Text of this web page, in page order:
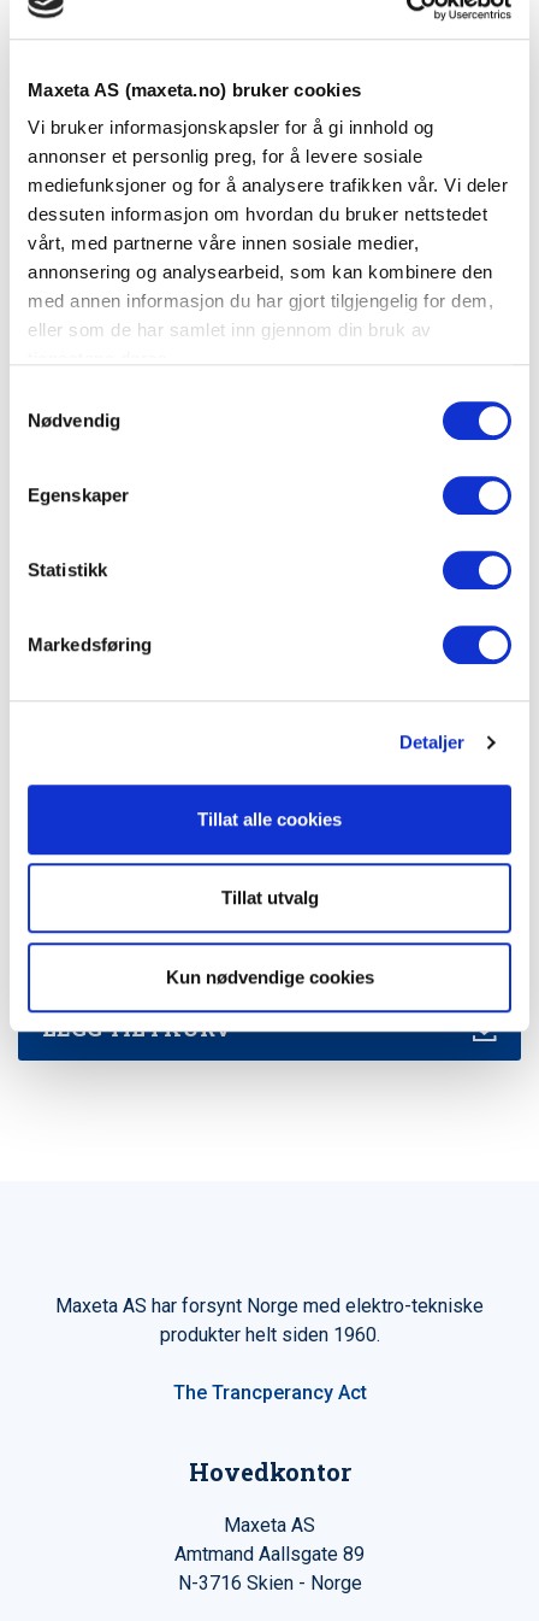
Maxeta AS (maxeta.no) bruker cookies
Vi bruker informasjonskapsler for å gi innhold og
annonser et personlig preg, for å levere sosiale
mediefunksjoner og for å analysere trafikken vår. Vi deler
dessuten informasjon om hvordan du bruker nettstedet
vårt, med partnerne våre innen sosiale medier,
annonsering og analysearbeid, som kan kombinere den
med annen informasjon du har gjort tilgjengelig for dem,
eller som de har samlet inn gjennom din bruk av
Nødvendig
Egenskaper
Statistikk
Markedsføring
Detaljer
Tillat alle cookies
Tillat utvalg
Kun nødvendige cookies
Pakkes 10 stk. pr. boks.
Vi gjør oppmerksom på at termineringen er VIKTIG på kat
6A for å oppnå
riktig ytelse. Viktig å avmantle ytterkappe så kort som mulig
og være
nøye med termineringen.
NB! La folien følge de 4 parrene helt til termineringsblokka.
Teknisk informasjon
Spesifikasjoner
Skjerming
Farge
FDV Dokumentasjon
Produktark
LEGG TIL I KURV
Maxeta AS har forsynt Norge med elektro-tekniske
produkter helt siden 1960.
The Trancperancy Act
Hovedkontor
Maxeta AS
Amtmand Aallsgate 89
N-3716 Skien - Norge